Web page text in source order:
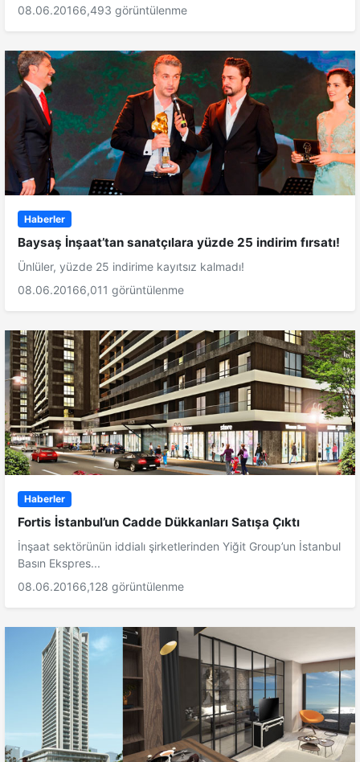
08.06.20166,493 görüntülenme
Haberler
Baysaş İnşaat’tan sanatçılara yüzde 25 indirim fırsatı!
Ünlüler, yüzde 25 indirime kayıtsız kalmadı!
08.06.20166,011 görüntülenme
Haberler
Fortis İstanbul’un Cadde Dükkanları Satışa Çıktı
İnşaat sektörünün iddialı şirketlerinden Yiğit Group’un İstanbul
Basın Ekspres...
08.06.20166,128 görüntülenme